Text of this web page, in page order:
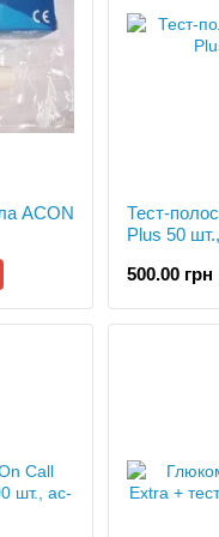
ACON
Тест-
Plus 50
500.00 грн